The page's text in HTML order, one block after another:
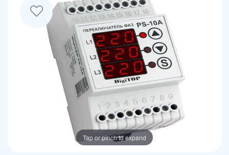
Tap or pinch to expand